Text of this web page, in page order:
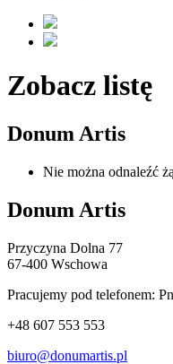
Zobacz listę
Donum Artis
Nie można odnaleźć
Donum Artis
Przyczyna Dolna 77
67-400 Wschowa
Pracujemy pod telefonem:
+48 607 553 553
biuro@donumartis.pl